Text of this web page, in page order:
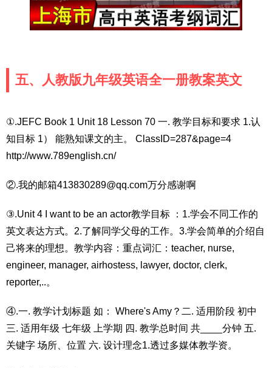
五、人教版九年级英语全一册教案英文
①.JEFC Book 1 Unit 18 Lesson 70 一. 教学目标和要求 1.认
知目标 1） 能熟知课文的主。 ClassID=287&page=4
http://www.789english.cn/
②.我的邮箱413830289@qq.com万分感谢啊
③.Unit 4 I want to be an actor教学目标 ：1.学会不同工作的
英文表达方式。2.了解同学父母的工作。3.学会简单的介绍自
己将来的理想。教学内容：重点词汇：teacher, nurse,
engineer, manager, airhostess, lawyer, doctor, clerk,
reporter,..。
④.一. 教学计划标题 如： Where's Amy？二. 适用阶段 初中
三. 适用年级 七年级 上学期 四. 教学总时间 共____分钟 五.
关键字 场所、位置 六. 设计理念1.透过多媒体教学资。